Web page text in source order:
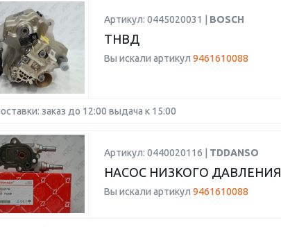
Артикул: 0445020031 | BOSCH
ТНВД
Вы искали артикул 9461610088
заказ до 12:00 выдача к 15:00
Артикул: 0440020116 | TDDANSO
НАСОС НИЗКОГО ДАВЛЕНИЯ
Вы искали артикул 9461610088